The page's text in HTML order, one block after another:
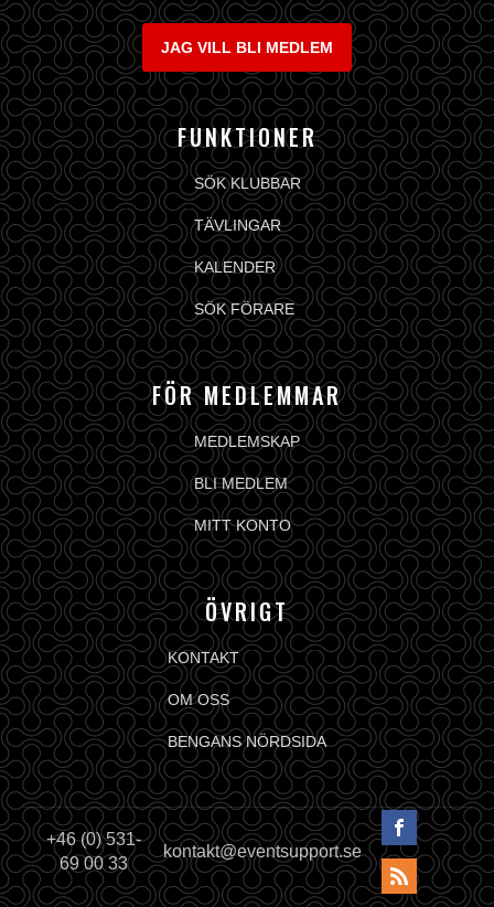
JAG VILL BLI MEDLEM
FUNKTIONER
SÖK KLUBBAR
TÄVLINGAR
KALENDER
SÖK FÖRARE
FÖR MEDLEMMAR
MEDLEMSKAP
BLI MEDLEM
MITT KONTO
ÖVRIGT
KONTAKT
OM OSS
BENGANS NÖRDSIDA
+46 (0) 531-
69 00 33
kontakt@eventsupport.se